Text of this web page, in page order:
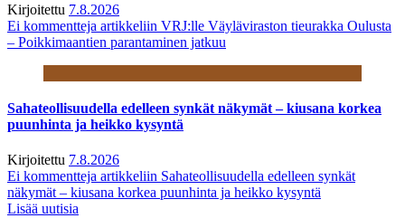
Kirjoitettu 7.8.2026
Ei kommentteja artikkeliin VRJ:lle Väyläviraston tieurakka Oulusta
– Poikkimaantien parantaminen jatkuu
Sahateollisuudella edelleen synkät näkymät – kiusana korkea
puunhinta ja heikko kysyntä
Kirjoitettu 7.8.2026
Ei kommentteja artikkeliin Sahateollisuudella edelleen synkät
näkymät – kiusana korkea puunhinta ja heikko kysyntä
Lisää uutisia